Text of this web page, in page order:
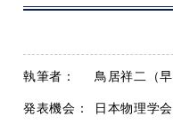
執筆者： 鳥居祥二（
発表機会： 日本物理学